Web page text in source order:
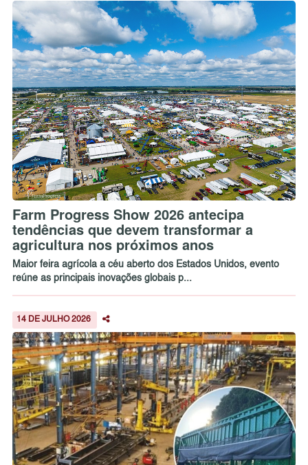
Farm Progress Show 2026 antecipa
tendências que devem transformar a
agricultura nos próximos anos
Maior feira agrícola a céu aberto dos Estados Unidos, evento
reúne as principais inovações globais p...
14 DE JULHO 2026